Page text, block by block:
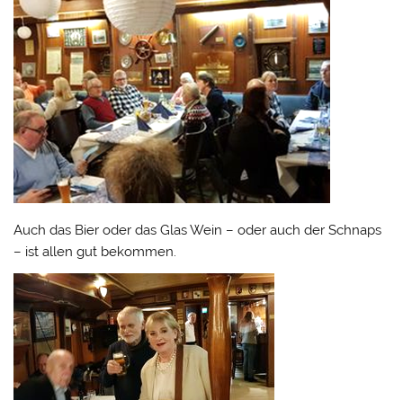
Auch das Bier oder das Glas Wein – oder auch der Schnaps
– ist allen gut bekommen.